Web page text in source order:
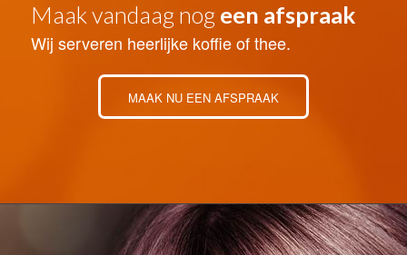
Maak vandaag nog een afspraak
Wij serveren heerlijke koffie of thee.
MAAK NU EEN AFSPRAAK